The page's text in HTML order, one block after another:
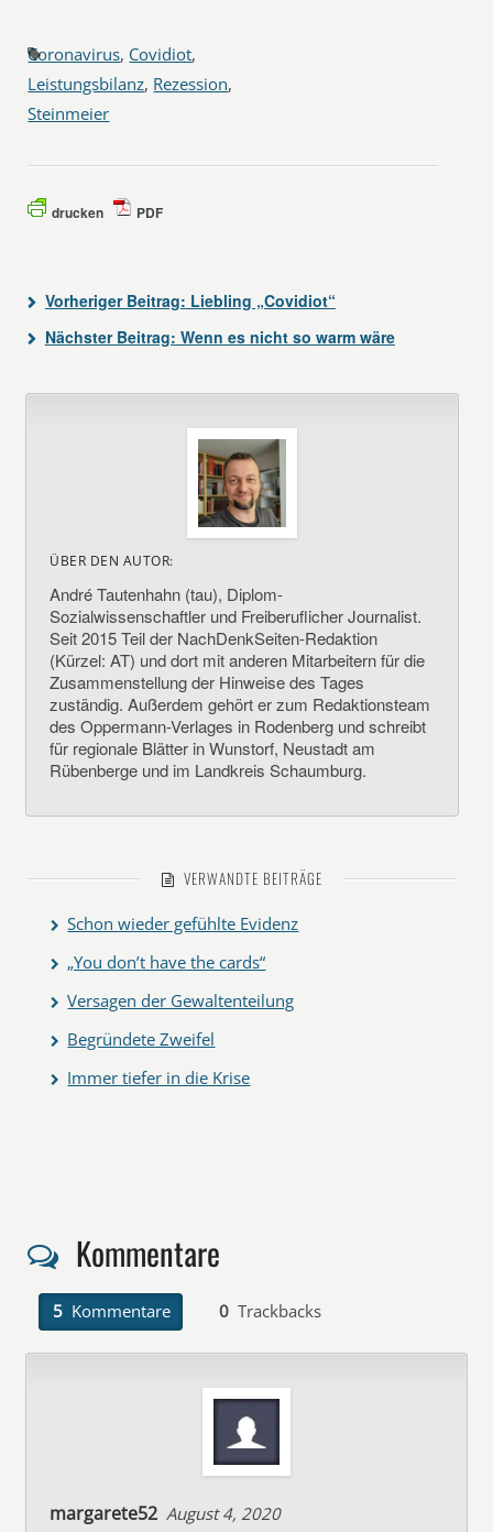
Coronavirus, Covidiot,
Leistungsbilanz, Rezession,
Steinmeier
drucken PDF
Vorheriger Beitrag: Liebling „Covidiot“
Nächster Beitrag: Wenn es nicht so warm wäre
ÜBER DEN AUTOR:
André Tautenhahn (tau), Diplom-
Sozialwissenschaftler und Freiberuflicher Journalist.
Seit 2015 Teil der NachDenkSeiten-Redaktion
(Kürzel: AT) und dort mit anderen Mitarbeitern für die
Zusammenstellung der Hinweise des Tages
zuständig. Außerdem gehört er zum Redaktionsteam
des Oppermann-Verlages in Rodenberg und schreibt
für regionale Blätter in Wunstorf, Neustadt am
Rübenberge und im Landkreis Schaumburg.
VERWANDTE BEITRÄGE
Schon wieder gefühlte Evidenz
„You don’t have the cards“
Versagen der Gewaltenteilung
Begründete Zweifel
Immer tiefer in die Krise
Kommentare
5 Kommentare 0 Trackbacks
margarete52 August 4, 2020